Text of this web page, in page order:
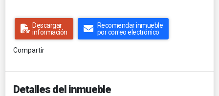
Descargar
información
Recomendar inmueble
por correo electrónico
Compartir
Detalles del inmueble